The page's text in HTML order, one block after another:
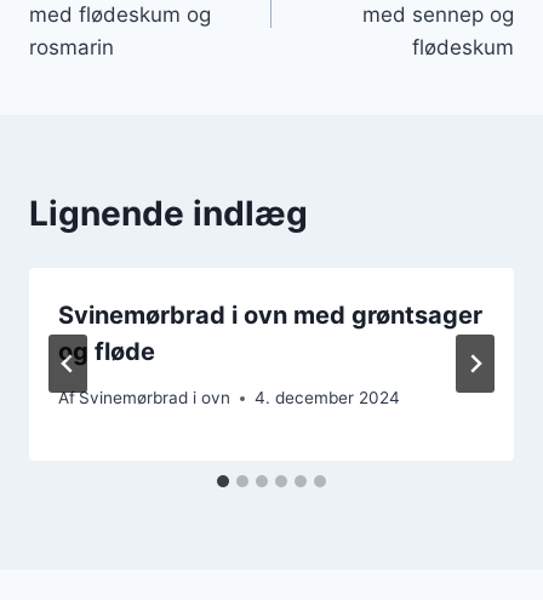
med flødeskum og
rosmarin
med sennep og
flødeskum
Lignende indlæg
Svinemørbrad i ovn med grøntsager
og fløde
AfSvinemørbrad i ovn 4. december 2024